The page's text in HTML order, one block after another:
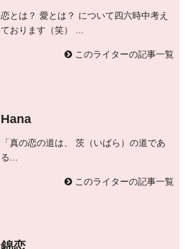
恋とは？ 愛とは？ について四六時中考え
ております（笑） ...
このライターの記事一覧
Hana
「真の恋の道は、 茨（いばら）の道であ
る...
このライターの記事一覧